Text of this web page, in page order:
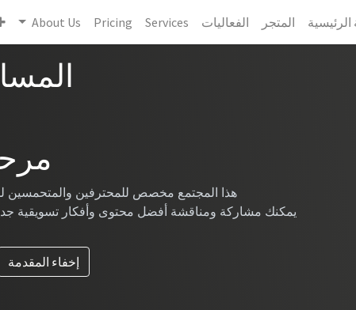
المتجر الفعاليات Services
Pricing
About Us
هذا المجتمع مخصص للمحترفين
يمكنك مشاركة ومناقشة أفضل محتوى وأفكار تسويقية
إخفاء المقدمة